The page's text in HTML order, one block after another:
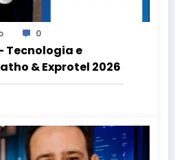
0
Tecnologia e
& Exprotel 2026